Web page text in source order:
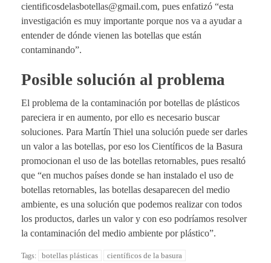
cientificosdelasbotellas@gmail.com, pues enfatizó “esta
investigación es muy importante porque nos va a ayudar a
entender de dónde vienen las botellas que están
contaminando”.
Posible solución al problema
El problema de la contaminación por botellas de plásticos
pareciera ir en aumento, por ello es necesario buscar
soluciones. Para Martín Thiel una solución puede ser darles
un valor a las botellas, por eso los Científicos de la Basura
promocionan el uso de las botellas retornables, pues resaltó
que “en muchos países donde se han instalado el uso de
botellas retornables, las botellas desaparecen del medio
ambiente, es una solución que podemos realizar con todos
los productos, darles un valor y con eso podríamos resolver
la contaminación del medio ambiente por plástico”.
Tags: botellas plásticas
científicos de la basura